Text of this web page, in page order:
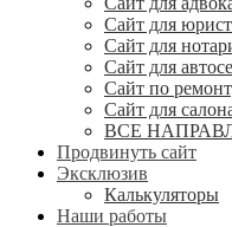
Сайт для
Сайт для
Сайт для
Сайт по
Сайт для
ВСЕ
Продвинуть сайт
Эксклюзив
Калькуляторы
Наши работы